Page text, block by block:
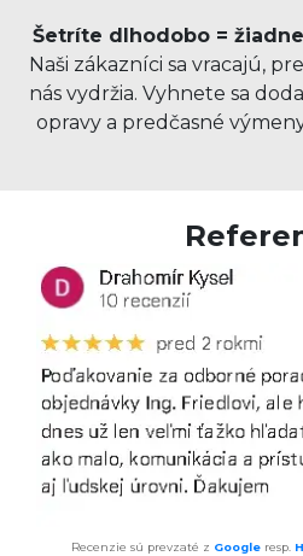
Šetríte dlhodobo =
Naši zákazníci sa vracajú,
nás vydržia. Vyhnete sa
opravy a predčasné
Recenzie sú prevzaté z Google resp.